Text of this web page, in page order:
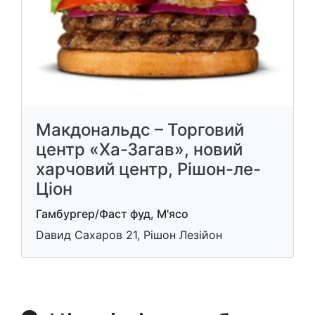
Макдональдс – Торговий
центр «Ха-Загав», новий
харчовий центр, Рішон-ле-
Ціон
Гамбургер/Фаст фуд, М'ясо
Daвид Сахаров 21, Рішон Лезійон